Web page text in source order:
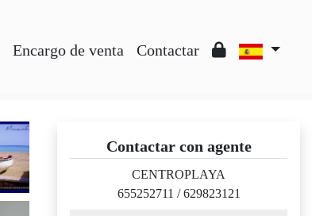
Encargo de venta Contactar
Contactar con agente
CENTROPLAYA
655252711 /629823121